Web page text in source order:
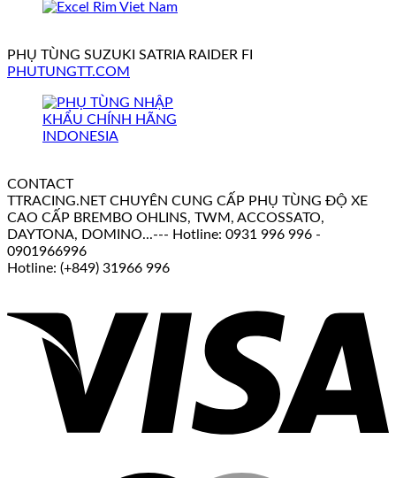
PHỤ TÙNG SUZUKI SATRIA RAIDER FI
PHUTUNGTT.COM
CONTACT
TTRACING.NET CHUYÊN CUNG CẤP PHỤ TÙNG ĐỘ XE
CAO CẤP BREMBO OHLINS, TWM, ACCOSSATO,
DAYTONA, DOMINO...--- Hotline: 0931 996 996 -
0901966996
Hotline: (+849) 31966 996